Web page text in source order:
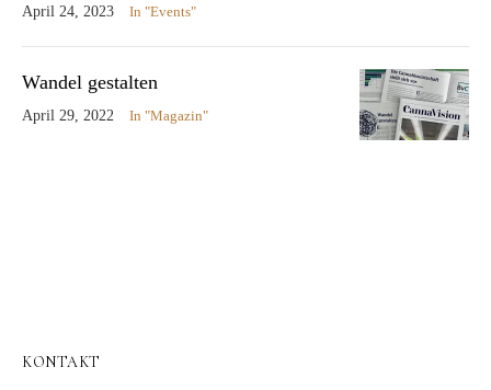
April 24, 2023
In "Events"
Wandel gestalten
April 29, 2022 In "Magazin"
KONTAKT